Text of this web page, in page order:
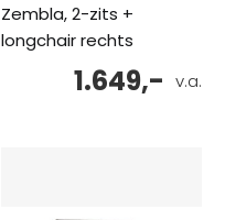
Zembla, 2-zits +
longchair rechts
v.a.
1.649,-